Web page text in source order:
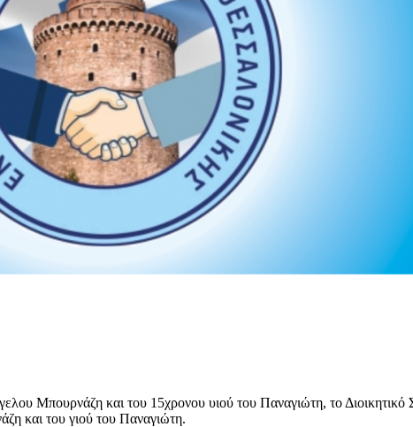
Μπουρνάζη και του 15χρονου υιού του Παναγιώτη, το
και του γιού του Παναγιώτη.